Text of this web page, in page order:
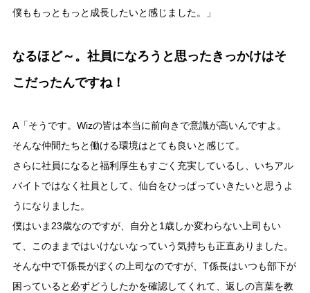
僕ももっともっと成長したいと感じました。」
なるほど～。社員になろうと思ったきっかけはそ
こだったんですね！
A「そうです。Wizの皆は本当に前向きで意識が高いんですよ。
そんな仲間たちと働ける環境はとても良いと感じて。
さらに社員になると福利厚生もすごく充実しているし、いちアル
バイトではなく社員として、仙台をひっぱっていきたいと思うよ
うになりました。
僕はいま23歳なのですが、自分と1歳しか変わらない上司もい
て、このままではいけないなっていう気持ちも正直ありました。
そんな中でT係長がぼくの上司なのですが、T係長はいつも部下が
困っていると必ずどうしたかを確認してくれて、返しの言葉を教